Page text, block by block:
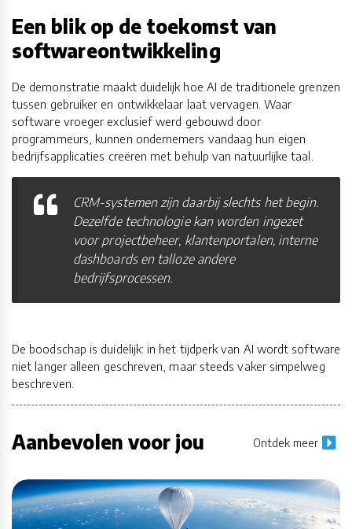
Een blik op de toekomst van
softwareontwikkeling
De demonstratie maakt duidelijk hoe AI de traditionele grenzen
tussen gebruiker en ontwikkelaar laat vervagen. Waar
software vroeger exclusief werd gebouwd door
programmeurs, kunnen ondernemers vandaag hun eigen
bedrijfsapplicaties creëren met behulp van natuurlijke taal.
CRM-systemen zijn daarbij slechts het begin.
Dezelfde technologie kan worden ingezet
voor projectbeheer, klantenportalen, interne
dashboards en talloze andere
bedrijfsprocessen.
De boodschap is duidelijk: in het tijdperk van AI wordt software
niet langer alleen geschreven, maar steeds vaker simpelweg
beschreven.
Aanbevolen voor jou Ontdek meer